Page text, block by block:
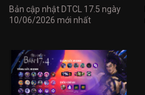
Bản cập nhật DTCL 17.5 ngày
10/06/2026 mới nhất